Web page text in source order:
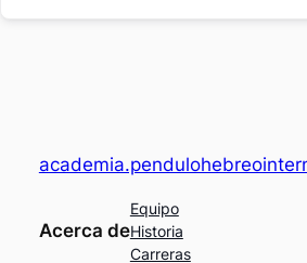
Acerca de
Equipo
Historia
Carreras